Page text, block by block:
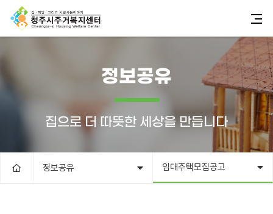
정보공유
집으로 더 따뜻한 세상을 만듭니다
정보공유 임대주택모집공고